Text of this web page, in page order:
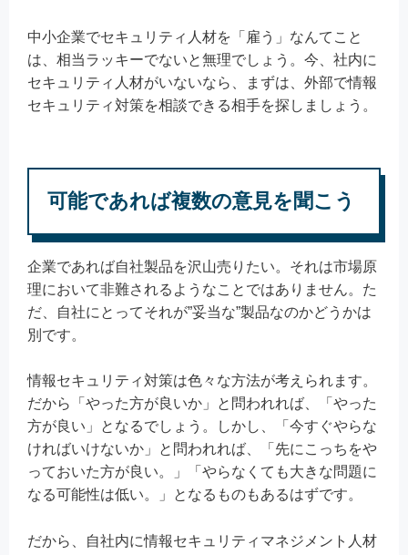
中小企業でセキュリティ人材を「雇う」なんてこと
は、相当ラッキーでないと無理でしょう。今、社内に
セキュリティ人材がいないなら、まずは、外部で情報
セキュリティ対策を相談できる相手を探しましょう。
可能であれば複数の意見を聞こう
企業であれば自社製品を沢山売りたい。それは市場原
理において非難されるようなことではありません。た
だ、自社にとってそれが”妥当な”製品なのかどうかは
別です。
情報セキュリティ対策は色々な方法が考えられます。
だから「やった方が良いか」と問われれば、「やった
方が良い」となるでしょう。しかし、「今すぐやらな
ければいけないか」と問われれば、「先にこっちをや
っておいた方が良い。」「やらなくても大きな問題に
なる可能性は低い。」となるものもあるはずです。
だから、自社内に情報セキュリティマネジメント人材